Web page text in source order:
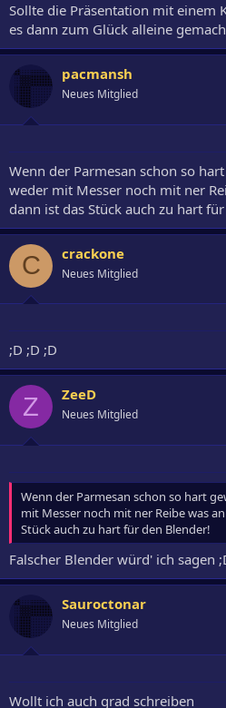
Sollte die Präsentation mit einem
es dann zum Glück alleine
pacmansh
Neues Mitglied
Wenn der Parmesan schon so
weder mit Messer noch mit ner
dann ist das Stück auch zu hart
C crackone
Neues Mitglied
;D ;D ;D
Z ZeeD
Neues Mitglied
Wenn der Parmesan schon so hart
mit Messer noch mit ner Reibe was
Stück auch zu hart für den Blender!
Falscher Blender würd' ich sagen
Sauroctonar
Neues Mitglied
Wollt ich auch grad schreiben